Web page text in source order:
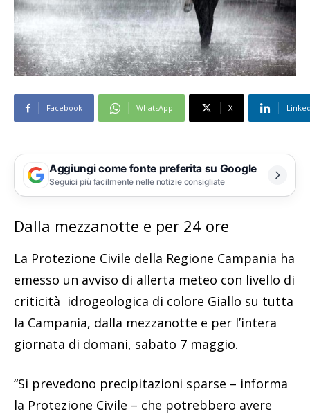
Facebook WhatsApp X
Aggiungi come fonte preferita su Google
Seguici più facilmente nelle notizie consigliate
Dalla mezzanotte e per 24 ore
La Protezione Civile della Regione Campania ha
emesso un avviso di allerta meteo con livello di
criticità idrogeologica di colore Giallo su tutta
la Campania, dalla mezzanotte e per l’intera
giornata di domani, sabato 7 maggio.
“Si prevedono precipitazioni sparse – informa
la Protezione Civile – che potrebbero avere